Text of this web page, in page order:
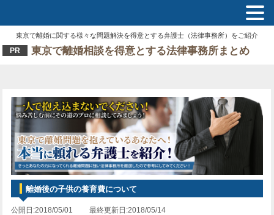
東京で離婚に関する様々な問題解決を得意とする弁護士（法律事務所）をご紹介
PR 東京で離婚相談を得意とする法律事務所まとめ
離婚後の子供の養育費について
公開日:2018/05/01 最終更新日:2018/05/14